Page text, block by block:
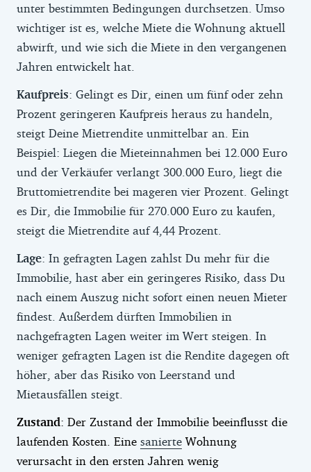
unter bestimmten Bedingungen durchsetzen. Umso
wichtiger ist es, welche Miete die Wohnung aktuell
abwirft, und wie sich die Miete in den vergangenen
Jahren entwickelt hat.
Kaufpreis: Gelingt es Dir, einen um fünf oder zehn
Prozent geringeren Kaufpreis heraus zu handeln,
steigt Deine Mietrendite unmittelbar an. Ein
Beispiel: Liegen die Mieteinnahmen bei 12.000 Euro
und der Verkäufer verlangt 300.000 Euro, liegt die
Bruttomietrendite bei mageren vier Prozent. Gelingt
es Dir, die Immobilie für 270.000 Euro zu kaufen,
steigt die Mietrendite auf 4,44 Prozent.
Lage: In gefragten Lagen zahlst Du mehr für die
Immobilie, hast aber ein geringeres Risiko, dass Du
nach einem Auszug nicht sofort einen neuen Mieter
findest. Außerdem dürften Immobilien in
nachgefragten Lagen weiter im Wert steigen. In
weniger gefragten Lagen ist die Rendite dagegen oft
höher, aber das Risiko von Leerstand und
Mietausfällen steigt.
Zustand: Der Zustand der Immobilie beeinflusst die
laufenden Kosten. Eine sanierte Wohnung
verursacht in den ersten Jahren wenig